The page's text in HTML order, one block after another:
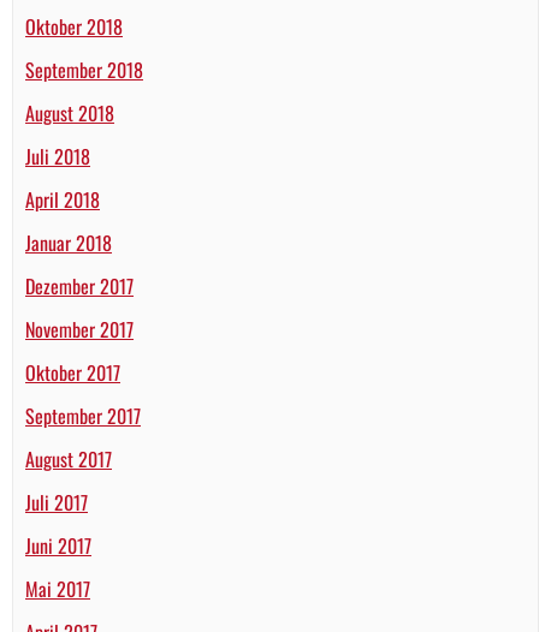
Oktober 2018
September 2018
August 2018
Juli 2018
April 2018
Januar 2018
Dezember 2017
November 2017
Oktober 2017
September 2017
August 2017
Juli 2017
Juni 2017
Mai 2017